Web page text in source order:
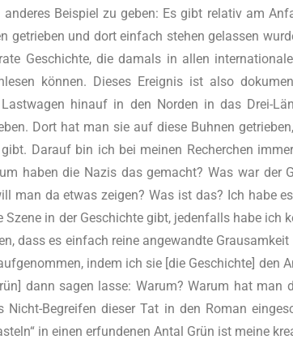
ande­res Bei­spiel zu geben: Es gibt rela­tiv am
getrie­ben und dort ein­fach ste­hen gelas­sen
Geschich­te, die damals in allen
können. Die­ses Ereig­nis ist also
hin­auf in den Nor­den in das Drei-
Dort hat man sie auf die­se Buh­nen
Dar­auf bin ich bei mei­nen Recher­chen
haben die Nazis das gemacht? Was war der
man da etwas zei­gen? Was ist das? Ich habe
Sze­ne in der Geschich­te gibt, jeden­falls habe ich
dass es ein­fach rei­ne ange­wand­te
indem ich sie [die Geschich­te] den
dann sagen las­se: War­um? War­um hat
Nicht-Begrei­fen die­ser Tat in den Roman
in einen erfun­de­nen Antal Grün ist mei­ne